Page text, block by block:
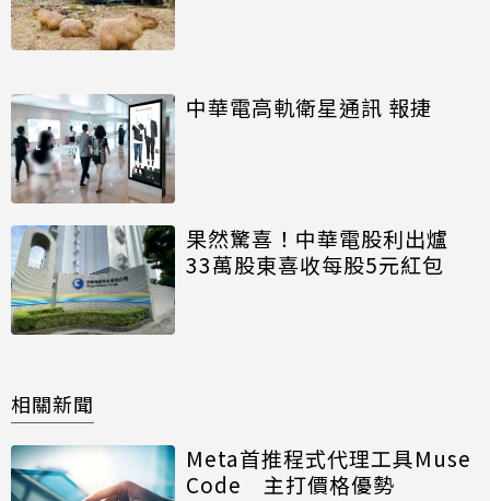
中華電高軌衛星通訊 報捷
果然驚喜！中華電股利出爐
33萬股東喜收每股5元紅包
相關新聞
Meta首推程式代理工具Muse
Code 主打價格優勢